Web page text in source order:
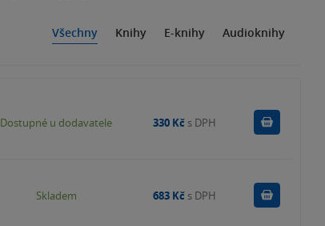
Všechny Knihy E-knihy Audioknihy
Dostupné u dodavatele 330 Kč s DPH
Skladem 683 Kč s DPH